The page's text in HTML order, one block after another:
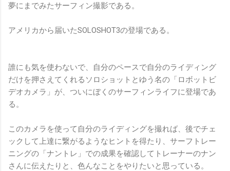
夢にまでみたサーフィン撮影である。
アメリカから届いたSOLOSHOT3の登場である。
誰にも気を使わないで、自分のペースで自分のライディング
だけを押さえてくれるソロショットとゆう名の「ロボットビ
デオカメラ」が、ついにぼくのサーフィンライフに登場であ
る。
このカメラを使って自分のライディングを撮れば、後でチェ
ックして上達に繋がるようなヒントを得たり、サーフトレー
ニングの「ナントレ」での成果を確認してトレーナーのナン
さんに伝えたりと、色んなことをやりたいと思っている。